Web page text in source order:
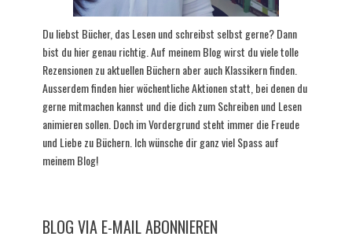
Du liebst Bücher, das Lesen und schreibst selbst gerne? Dann
bist du hier genau richtig. Auf meinem Blog wirst du viele tolle
Rezensionen zu aktuellen Büchern aber auch Klassikern finden.
Ausserdem finden hier wöchentliche Aktionen statt, bei denen du
gerne mitmachen kannst und die dich zum Schreiben und Lesen
animieren sollen. Doch im Vordergrund steht immer die Freude
und Liebe zu Büchern. Ich wünsche dir ganz viel Spass auf
meinem Blog!
BLOG VIA E-MAIL ABONNIEREN